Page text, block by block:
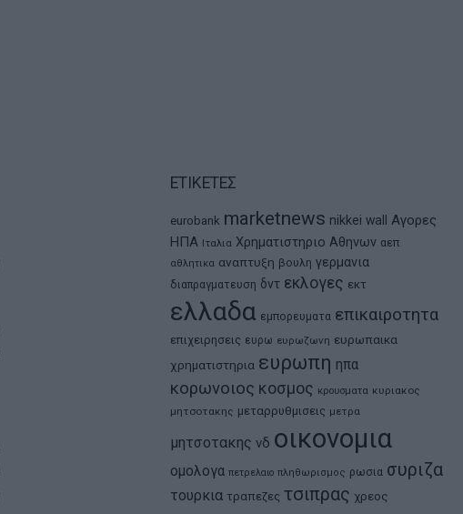
ΕΤΙΚΕΤΕΣ
eurobank marketnews nikkei wall
Αγορες
ΗΠΑ Ιταλια Χρηματιστηριο Αθηνων αεπ
αθλητικα αναπτυξη βουλη γερμανια
διαπραγματευση δντ εκλογες εκτ
ελλαδα εμπορευματα επικαιροτητα
επιχειρησεις ευρω ευρωζωνη ευρωπαικα
χρηματιστηρια ευρωπη ηπα
κορωνοιος κοσμος κρουσματα κυριακος
μητσοτακης μεταρρυθμισεις μετρα
μητσοτακης νδ οικονομια
ομολογα πετρελαιο πληθωρισμος ρωσια συριζα
τουρκια τραπεζες τσιπρας χρεος